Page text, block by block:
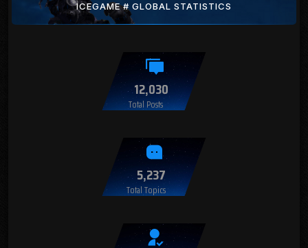
ICEGAME # GLOBAL STATISTICS
12,030
Total Posts
5,237
Total Topics